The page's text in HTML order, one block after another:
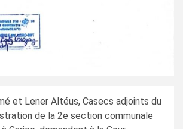
et Lener Altéus, Casecs adjoints du
de la 2e section communale